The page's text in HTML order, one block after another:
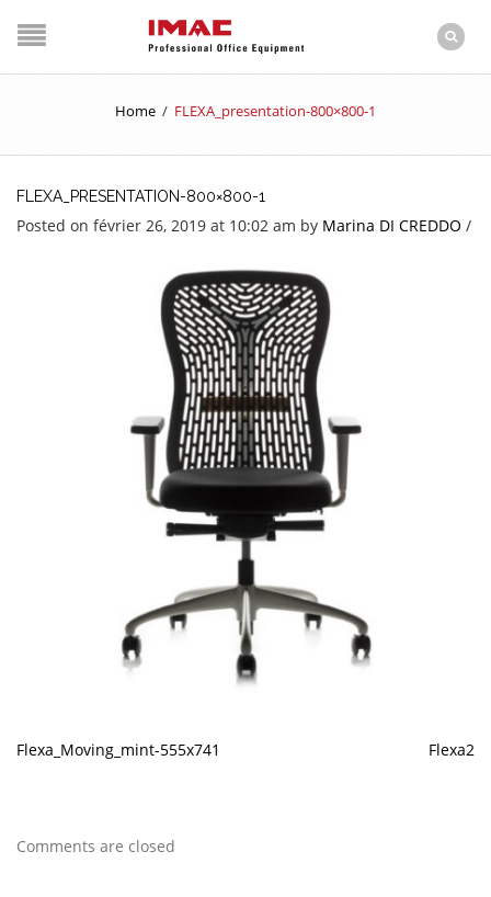
Home / FLEXA_presentation-800×800-1
FLEXA_PRESENTATION-800×800-1
Posted on février 26, 2019 at 10:02 am by Marina DI CREDDO /
Flexa_Moving_mint-555x741 Flexa2
Comments are closed